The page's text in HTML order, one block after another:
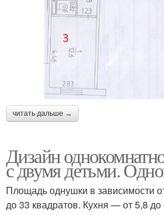
читать дальше →
Дизайн
с двумя детьми.
Площадь однушки в зависимости
до 33 квадратов. Кухня — от 5,8